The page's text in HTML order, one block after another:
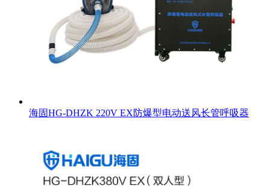
海固HG-DHZK 220V EX防爆型电动送风长管呼吸器